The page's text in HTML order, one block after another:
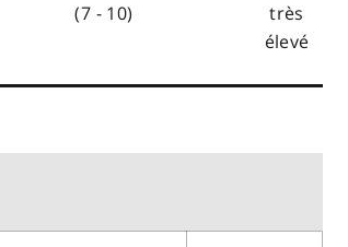
(7 - 10)
très
élevé